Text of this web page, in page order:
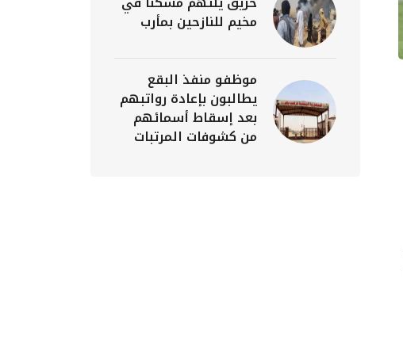
مخيم للنازحين بمأرب
موظفو منفذ البقع
يطالبون بإعادة رواتبهم
بعد إسقاط أسمائهم
من كشوفات المرتبات